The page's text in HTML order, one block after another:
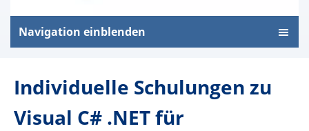
Navigation einblenden
Individuelle Schulungen zu
Visual C# .NET für